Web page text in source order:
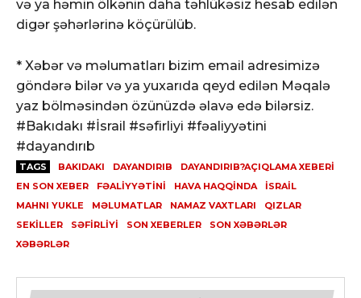
və ya həmin ölkənin daha təhlükəsiz hesab edilən
digər şəhərlərinə köçürülüb.
* Xəbər və məlumatları bizim email adresimizə
göndərə bilər və ya yuxarıda qeyd edilən Məqalə
yaz bölməsindən özünüzdə əlavə edə bilərsiz.
#Bakıdakı #İsrail #səfirliyi #fəaliyyətini
#dayandırıb
TAGS BAKIDAKI DAYANDIRIB
DAYANDIRIB?AÇIQLAMA XEBERI
EN SON XEBER
FƏALIYYƏTINI HAVA HAQQINDA
İSRAIL
MAHNI YUKLE
MƏLUMATLAR NAMAZ VAXTLARI
QIZLAR
SEKILLER
SƏFIRLIYI SON XEBERLER
SON XƏBƏRLƏR
XƏBƏRLƏR